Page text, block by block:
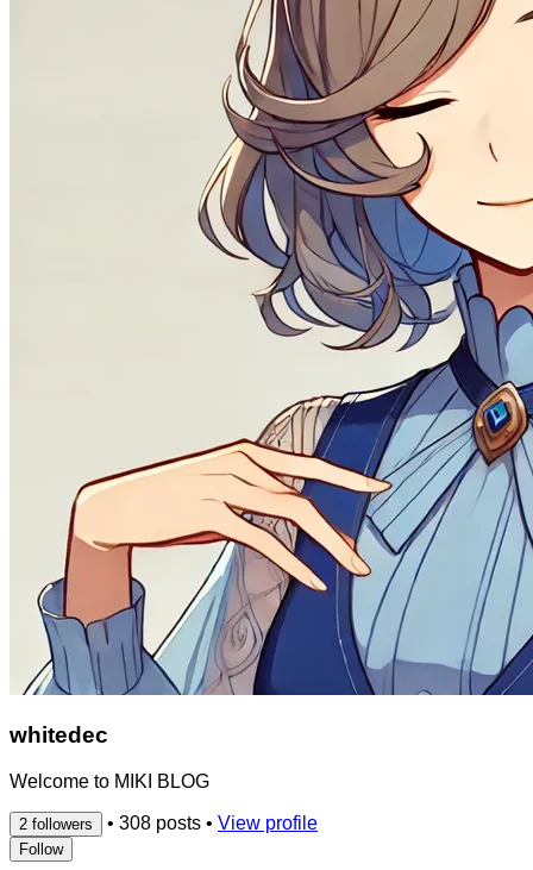
whitedec
Welcome to MIKI BLOG
2 followers • 308 posts • View profile
Follow